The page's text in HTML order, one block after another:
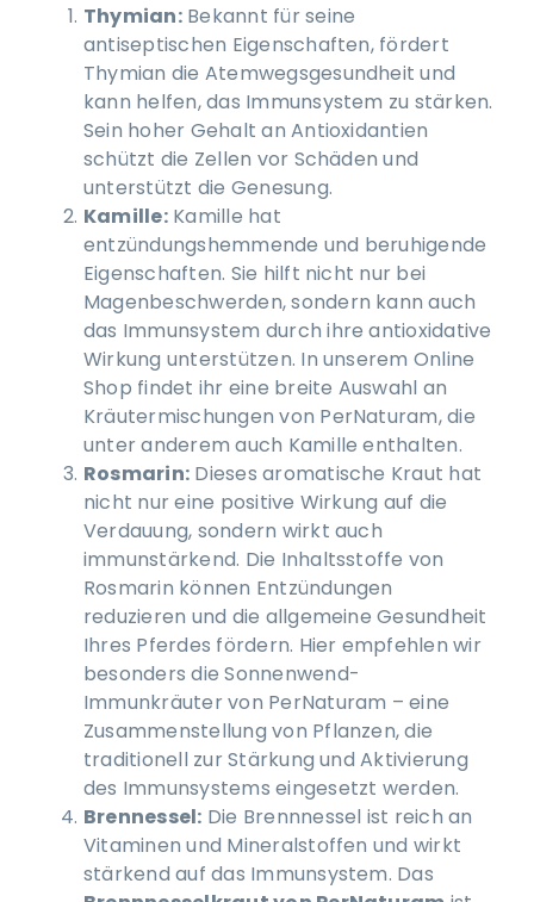
Thymian:Bekannt für seine
antiseptischen Eigenschaften, fördert
Thymian die Atemwegsgesundheit und
kann helfen, das Immunsystem zu stärken.
Sein hoher Gehalt an Antioxidantien
schützt die Zellen vor Schäden und
unterstützt die Genesung.
Kamille:Kamille hat
entzündungshemmende und beruhigende
Eigenschaften. Sie hilft nicht nur bei
Magenbeschwerden, sondern kann auch
das Immunsystem durch ihre antioxidative
Wirkung unterstützen. In unserem Online
Shop findet ihr eine breite Auswahl an
Kräutermischungen von PerNaturam, die
unter anderem auch Kamille enthalten.
Rosmarin: Dieses aromatische Kraut hat
nicht nur eine positive Wirkung auf die
Verdauung, sondern wirkt auch
immunstärkend. Die Inhaltsstoffe von
Rosmarin können Entzündungen
reduzieren und die allgemeine Gesundheit
Ihres Pferdes fördern. Hier empfehlen wir
besonders die Sonnenwend-
Immunkräuter von PerNaturam – eine
Zusammenstellung von Pflanzen, die
traditionell zur Stärkung und Aktivierung
des Immunsystems eingesetzt werden.
Brennessel: Die Brennnessel ist reich an
Vitaminen und Mineralstoffen und wirkt
stärkend auf das Immunsystem. Das